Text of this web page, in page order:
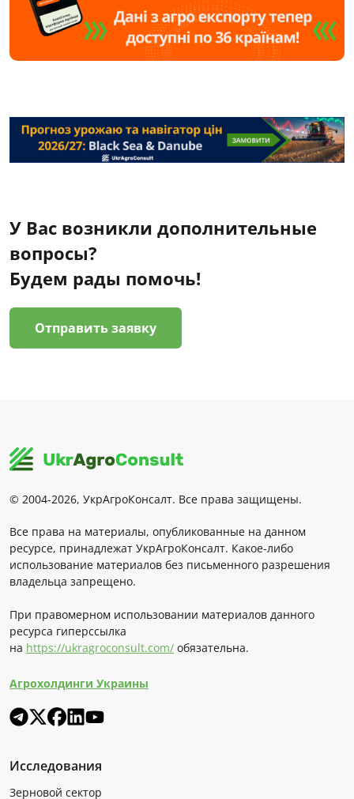
У Вас возникли дополнительные
вопросы?
Будем рады помочь!
Отправить заявку
© 2004-2026, УкрАгроКонсалт. Все права защищены.
Все права на материалы, опубликованные на данном
ресурсе, принадлежат УкрАгроКонсалт. Какое-либо
использование материалов без письменного разрешения
владельца запрещено.
При правомерном использовании материалов данного
ресурса гиперссылка
на https://ukragroconsult.com/ обязательна.
Агрохолдинги Украины
Исследования
Зерновой сектор